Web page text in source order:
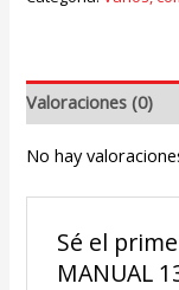
Valoraciones (0)
No hay
Sé el
MANUAL